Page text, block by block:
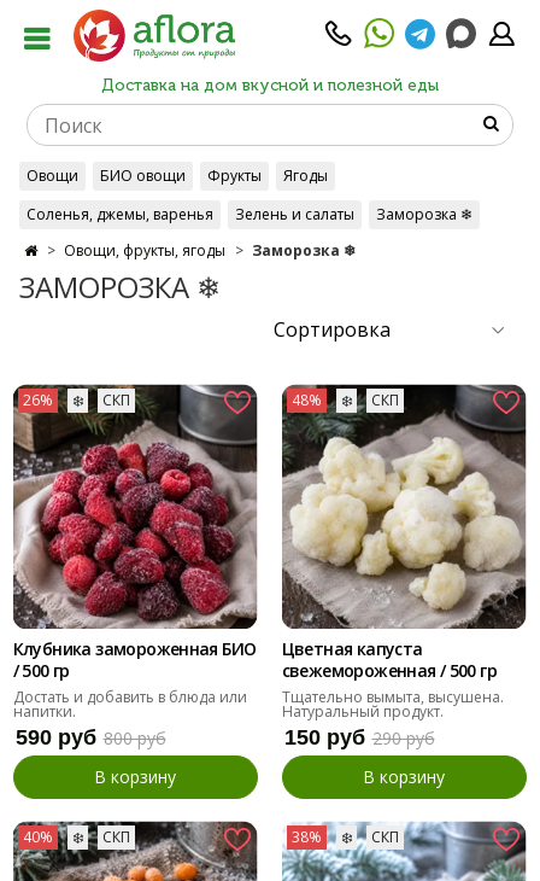
Доставка на дом вкусной и полезной еды
Овощи БИО овощи Фрукты
Ягоды
Соленья, джемы, варенья
Зелень и салаты
Заморозка ❄
Овощи, фрукты, ягоды
Заморозка ❄
ЗАМОРОЗКА ❄
26% ❄️ СКП
Клубника замороженная БИО
/ 500 гр
Достать и добавить в блюда или
напитки.
590 руб 800 руб
В корзину
48% ❄️ СКП
Цветная капуста
свежемороженная / 500 гр
Тщательно вымыта, высушена.
Натуральный продукт.
150 руб 290 руб
В корзину
40% ❄️ СКП 38% ❄️ СКП